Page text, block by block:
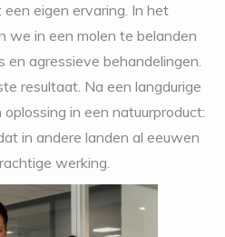
eigen ervaring. In het
we in een molen te belanden
en agressieve behandelingen.
resultaat. Na een langdurige
in een natuurproduct:
in andere landen al eeuwen
werking.